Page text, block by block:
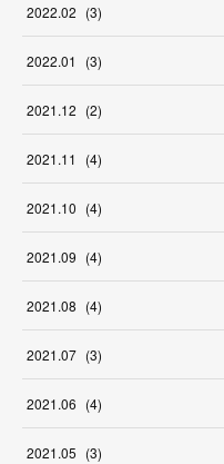
2022.02 (3)
2022.01 (3)
2021.12 (2)
2021.11 (4)
2021.10 (4)
2021.09 (4)
2021.08 (4)
2021.07 (3)
2021.06 (4)
2021.05 (3)